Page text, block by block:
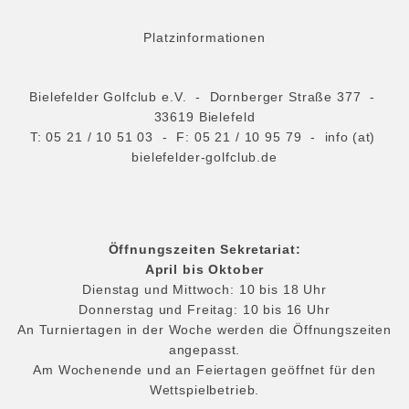
Platzinformationen
Bielefelder Golfclub e.V. - Dornberger Straße 377 -
33619 Bielefeld
T:05 21 / 10 51 03 - F: 05 21 / 10 95 79 - info (at)
bielefelder-golfclub.de
Öffnungszeiten Sekretariat:
April bis Oktober
Dienstag und Mittwoch: 10 bis 18 Uhr
Donnerstag und Freitag: 10 bis 16 Uhr
An Turniertagen in der Woche werden die Öffnungszeiten
angepasst.
Am Wochenende und an Feiertagen geöffnet für den
Wettspielbetrieb.